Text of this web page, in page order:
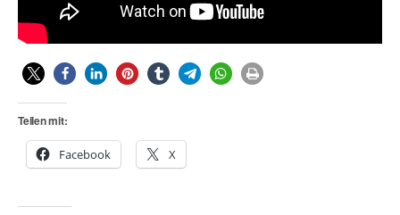
Teilen mit:
Facebook X